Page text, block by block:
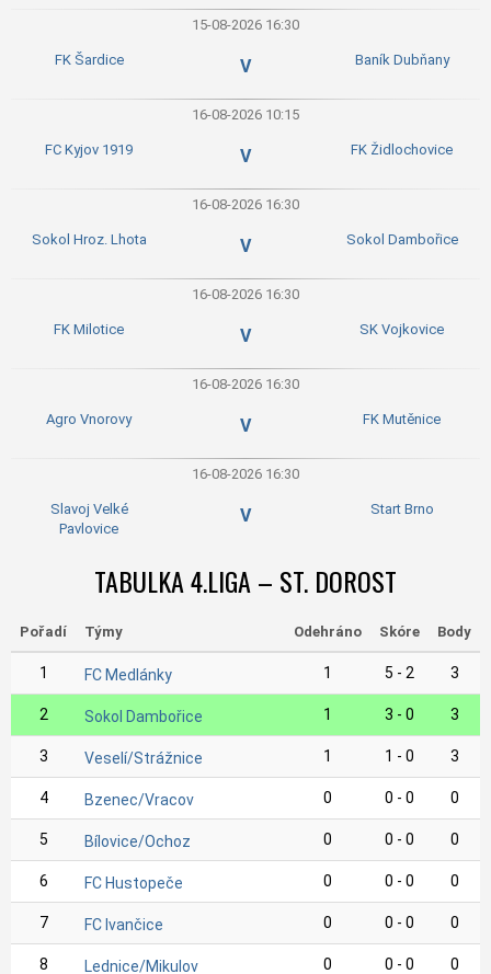
15-08-2026 16:30
FK Šardice V Baník Dubňany
16-08-2026 10:15
FC Kyjov 1919 V FK Židlochovice
16-08-2026 16:30
Sokol Hroz. Lhota V Sokol Dambořice
16-08-2026 16:30
FK Milotice V SK Vojkovice
16-08-2026 16:30
Agro Vnorovy V FK Mutěnice
16-08-2026 16:30
Slavoj Velké
Pavlovice
V Start Brno
TABULKA 4.LIGA – ST. DOROST
Pořadí Týmy Odehráno Skóre Body
1 FC Medlánky 1 5 - 2 3
2 Sokol Dambořice 1 3 - 0 3
3 Veselí/Strážnice 1 1 - 0 3
4 Bzenec/Vracov 0 0 - 0 0
5 Bílovice/Ochoz 0 0 - 0 0
6 FC Hustopeče 0 0 - 0 0
7 FC Ivančice 0 0 - 0 0
8 Lednice/Mikulov 0 0 - 0 0